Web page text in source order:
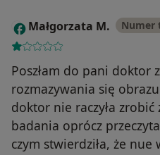
M Małgorzata M. Numer
Poszłam do pani doktor
rozmazywania się
doktor nie raczyła
badania oprócz
czym stwierdziła, że